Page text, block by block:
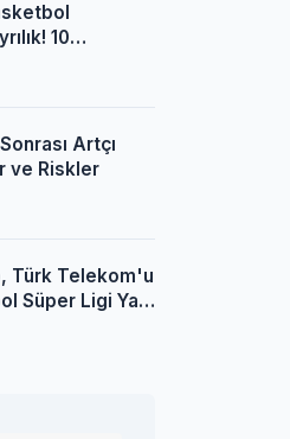
10
Artçı
ve Riskler
Türk Telekom'u
Süper Ligi Yarı